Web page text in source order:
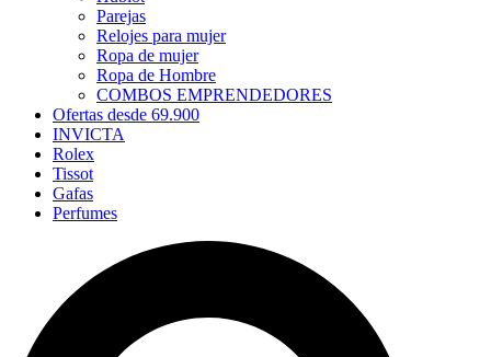
Parejas
Relojes para mujer
Ropa de mujer
Ropa de Hombre
COMBOS EMPRENDEDORES
Ofertas desde 69.900
INVICTA
Rolex
Tissot
Gafas
Perfumes